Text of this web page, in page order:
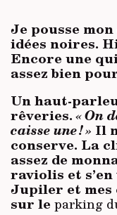
Je pousse
idées noires.
Encore une
assez bien
Un haut-
rêveries. « On
caisse une ! » Il
conserve. La
assez de
raviolis et
Jupiler et mes
sur le parking